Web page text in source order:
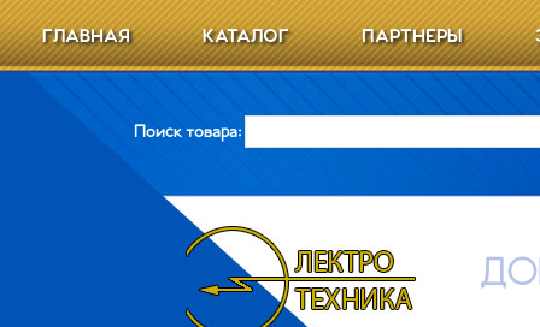
ГЛАВНАЯ КАТАЛОГ ПАРТНЕРЫ
Поиск товара: